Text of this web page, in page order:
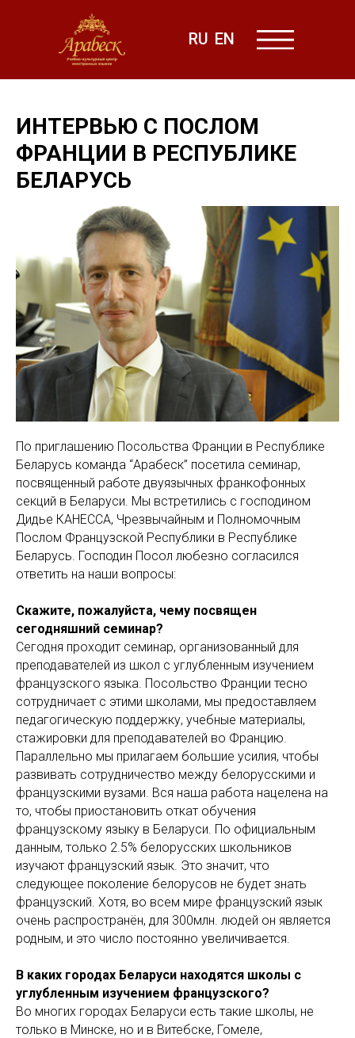
RU EN
ИНТЕРВЬЮ С ПОСЛОМ
ФРАНЦИИ В РЕСПУБЛИКЕ
БЕЛАРУСЬ
По приглашению Посольства Франции в Республике
Беларусь команда “Арабеск” посетила семинар,
посвященный работе двуязычных франкофонных
секций в Беларуси. Мы встретились с господином
Дидье КАНЕССА, Чрезвычайным и Полномочным
Послом Французской Республики в Республике
Беларусь. Господин Посол любезно согласился
ответить на наши вопросы:
Скажите, пожалуйста, чему посвящен
сегодняшний семинар?
Сегодня проходит семинар, организованный для
преподавателей из школ с углубленным изучением
французского языка. Посольство Франции тесно
сотрудничает с этими школами, мы предоставляем
педагогическую поддержку, учебные материалы,
стажировки для преподавателей во Францию.
Параллельно мы прилагаем большие усилия, чтобы
развивать сотрудничество между белорусскими и
французскими вузами. Вся наша работа нацелена на
то, чтобы приостановить откат обучения
французскому языку в Беларуси. По официальным
данным, только 2.5% белорусских школьников
изучают французский язык. Это значит, что
следующее поколение белорусов не будет знать
французский. Хотя, во всем мире французский язык
очень распространён, для 300млн. людей он является
родным, и это число постоянно увеличивается.
В каких городах Беларуси находятся школы с
углубленным изучением французского?
Во многих городах Беларуси есть такие школы, не
только в Минске, но и в Витебске, Гомеле,